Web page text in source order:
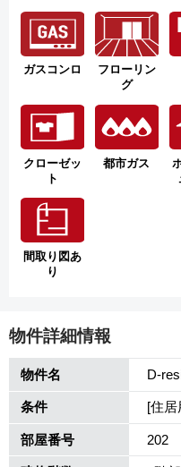
ガスコンロ
フローリン
グ
クローゼッ
ト
都市ガス
間取り図あ
り
物件詳細情報
物件名 D-
条件 [住
部屋番号 202